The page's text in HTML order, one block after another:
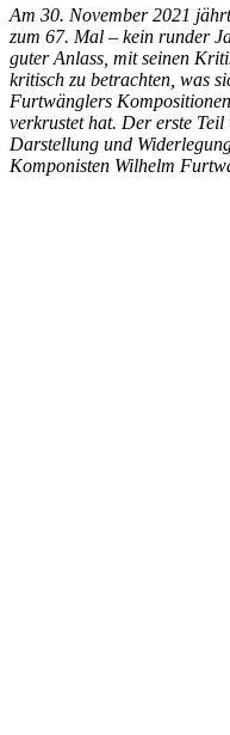
Am 30. November 2021
zum 67. Mal – kein runder
guter Anlass, mit seinen
kritisch zu betrachten, was
Furtwänglers
verkrustet hat. Der erste
Darstellung und
Komponisten Wilhelm